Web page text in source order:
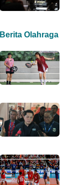
Berita Olahraga